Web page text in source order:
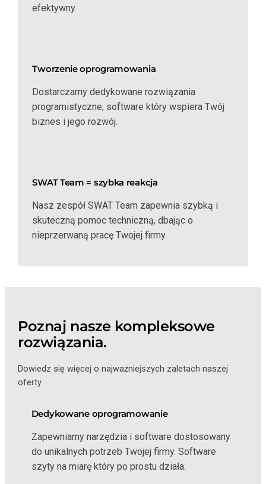
efektywny.
Tworzenie oprogramowania
Dostarczamy dedykowane rozwiązania
programistyczne, software który wspiera Twój
biznes i jego rozwój.
SWAT Team = szybka reakcja
Nasz zespół SWAT Team zapewnia szybką i
skuteczną pomoc techniczną, dbając o
nieprzerwaną pracę Twojej firmy.
Poznaj nasze kompleksowe
rozwiązania.
Dowiedz się więcej o najważniejszych zaletach naszej
oferty.
Dedykowane oprogramowanie
Zapewniamy narzędzia i software dostosowany
do unikalnych potrzeb Twojej firmy. Software
szyty na miarę który po prostu działa.